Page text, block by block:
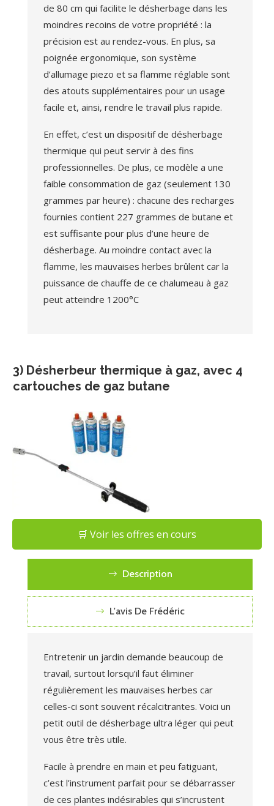
de 80 cm qui facilite le désherbage dans les
moindres recoins de votre propriété : la
précision est au rendez-vous. En plus, sa
poignée ergonomique, son système
d’allumage piezo et sa flamme réglable sont
des atouts supplémentaires pour un usage
facile et, ainsi, rendre le travail plus rapide.
En effet, c’est un dispositif de désherbage
thermique qui peut servir à des fins
professionnelles. De plus, ce modèle a une
faible consommation de gaz (seulement 130
grammes par heure) : chacune des recharges
fournies contient 227 grammes de butane et
est suffisante pour plus d’une heure de
désherbage. Au moindre contact avec la
flamme, les mauvaises herbes brûlent car la
puissance de chauffe de ce chalumeau à gaz
peut atteindre 1200°C
3) Désherbeur thermique à gaz, avec 4
cartouches de gaz butane
🛒 Voir les offres en cours
Description
L'avis De Frédéric
Entretenir un jardin demande beaucoup de
travail, surtout lorsqu’il faut éliminer
régulièrement les mauvaises herbes car
celles-ci sont souvent récalcitrantes. Voici un
petit outil de désherbage ultra léger qui peut
vous être très utile.
Facile à prendre en main et peu fatiguant,
c’est l’instrument parfait pour se débarrasser
de ces plantes indésirables qui s’incrustent